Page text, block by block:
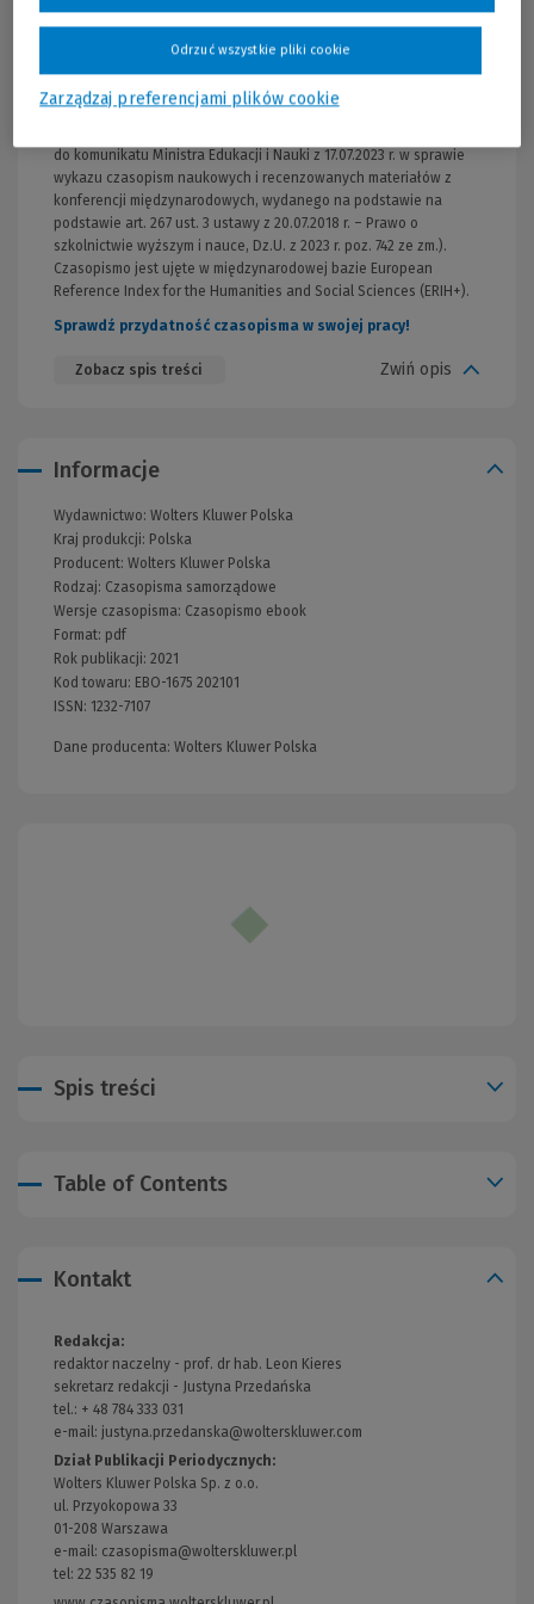
Stanowi zbiór najistotniejszych, często precedensowych
orzeczeń ściśle związanych z organizacją i zadaniami samorządu
terytorialnego.
Za publikację na łamach „Orzecznictwa w Sprawach
do komunikatu Ministra Edukacji i Nauki z 17.07.2023 r. w sprawie
wykazu czasopism naukowych i recenzowanych materiałów z
konferencji międzynarodowych, wydanego na podstawie na
podstawie art. 267 ust. 3 ustawy z 20.07.2018 r. – Prawo o
szkolnictwie wyższym i nauce, Dz.U. z 2023 r. poz. 742 ze zm.).
Czasopismo jest ujęte w międzynarodowej bazie European
Reference Index for the Humanities and Social Sciences (ERIH+).
Sprawdź przydatność czasopisma w swojej pracy!
Zobacz spis treści Zwiń opis
Informacje
Wydawnictwo: Wolters Kluwer Polska
Kraj produkcji: Polska
Producent: Wolters Kluwer Polska
Rodzaj: Czasopisma samorządowe
Wersje czasopisma: Czasopismo ebook
Format: pdf
Rok publikacji: 2021
Kod towaru: EBO-1675 202101
ISSN: 1232-7107
Dane producenta: Wolters Kluwer Polska
Spis treści
Table of Contents
Kontakt
Redakcja:
redaktor naczelny - prof. dr hab. Leon Kieres
sekretarz redakcji - Justyna Przedańska
tel.: + 48 784 333 031
e-mail: justyna.przedanska@wolterskluwer.com
Dział Publikacji Periodycznych:
Wolters Kluwer Polska Sp. z o.o.
ul. Przyokopowa 33
01-208 Warszawa
e-mail: czasopisma@wolterskluwer.pl
tel: 22 535 82 19
Zarządzaj preferencjami plików cookie
Odrzuć wszystkie pliki cookie